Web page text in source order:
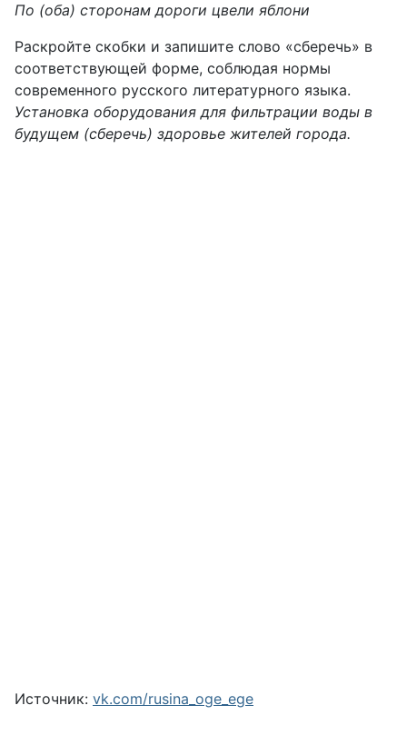
По (оба) сторонам дороги цвели яблони
Раскройте скобки и запишите слово «сберечь» в
соответствующей форме, соблюдая нормы
современного русского литературного языка.
Установка оборудования для фильтрации воды в
будущем (сберечь) здоровье жителей города.
Источник: vk.com/rusina_oge_ege